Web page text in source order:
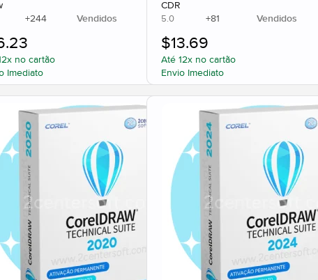
+244 Vendidos
no cartão
Imediato
CDR
5.0 +81 Vendidos
Até 12x no cartão
Envio Imediato
$13.69